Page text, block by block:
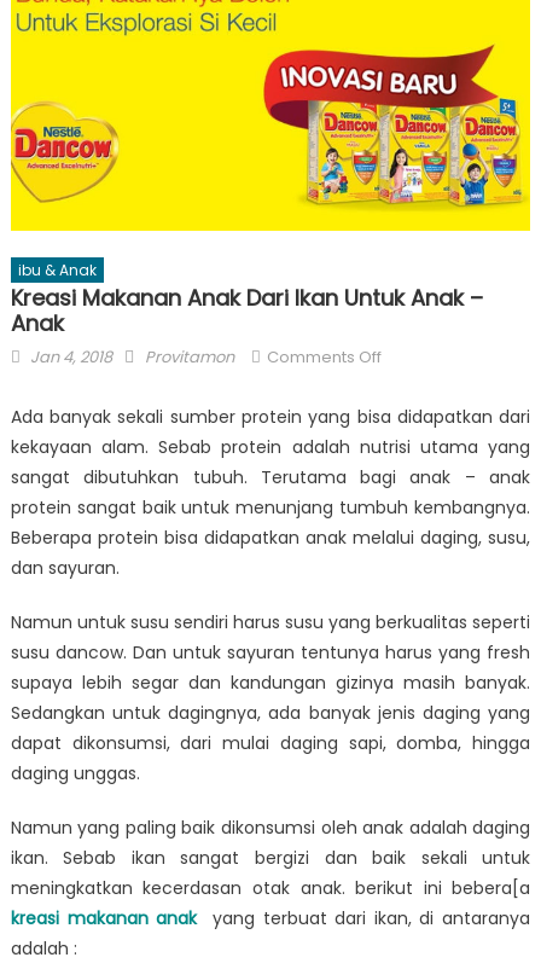
ibu & Anak
Kreasi Makanan Anak Dari Ikan Untuk Anak –
Anak
Posted
Jan 4, 2018 Author
Provitamon Comments Offon
Makanan
Anak
Dari
Ikan
Untuk
Anak
Ada banyak sekali sumber protein yang bisa didapatkan dari
kekayaan alam. Sebab protein adalah nutrisi utama yang
sangat dibutuhkan tubuh. Terutama bagi anak – anak
protein sangat baik untuk menunjang tumbuh kembangnya.
Beberapa protein bisa didapatkan anak melalui daging, susu,
dan sayuran.
Namun untuk susu sendiri harus susu yang berkualitas seperti
susu dancow. Dan untuk sayuran tentunya harus yang fresh
supaya lebih segar dan kandungan gizinya masih banyak.
Sedangkan untuk dagingnya, ada banyak jenis daging yang
dapat dikonsumsi, dari mulai daging sapi, domba, hingga
daging unggas.
Namun yang paling baik dikonsumsi oleh anak adalah daging
ikan. Sebab ikan sangat bergizi dan baik sekali untuk
meningkatkan kecerdasan otak anak. berikut ini bebera[a
kreasi makanan anakyang terbuat dari ikan, di antaranya
adalah :